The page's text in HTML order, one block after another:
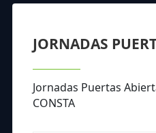
JORNADAS
Jornadas Puertas
CONSTA